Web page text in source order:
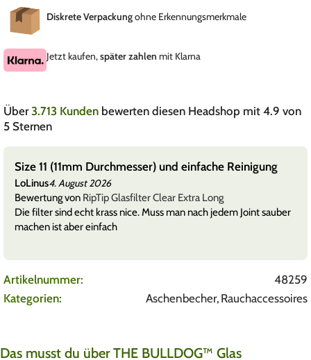
Diskrete Verpackungohne Erkennungsmerkmale
Jetzt kaufen,später zahlen mit Klarna
Über3.713 Kunden bewerten diesen Headshop mit 4.9 von
5 Sternen
Size 11 (11mm Durchmesser) und einfache Reinigung
LoLinus4. August 2026
Bewertung von RipTip Glasfilter Clear Extra Long
Die filter sind echt krass nice. Muss man nach jedem Joint sauber
machen ist aber einfach
Artikelnummer:
48259
Kategorien:
Aschenbecher, Rauchaccessoires
Das musst du über THE BULLDOG™ Glas